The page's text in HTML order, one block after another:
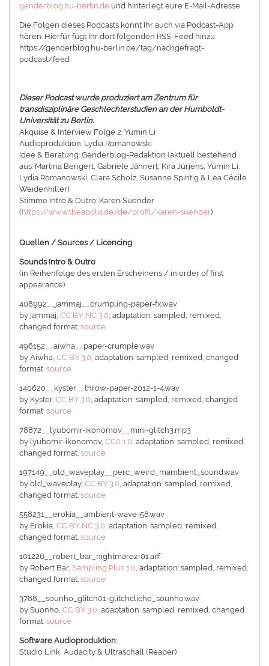
genderblog.hu-berlin.de und hinterlegt eure E-Mail-Adresse.
Die Folgen dieses Podcasts könnt Ihr auch via Podcast-App
hören. Hierfür fügt Ihr dort folgenden RSS-Feed hinzu:
https://genderblog.hu-berlin.de/tag/nachgefragt-
podcast/feed
Dieser Podcast wurde produziert am Zentrum für
transdisziplinäre Geschlechterstudien an der Humboldt-
Universität zu Berlin.
Akquise & Interview Folge 2: Yumin Li
Audioproduktion: Lydia Romanowski
Idee & Beratung: Genderblog-Redaktion (aktuell bestehend
aus: Martina Bengert, Gabriele Jähnert, Kira Jürjens, Yumin Li,
Lydia Romanowski, Clara Scholz, Susanne Spintig & Lea Cécile
Weidenhiller)
Stimme Intro & Outro: Karen Suender
(https://www.theapolis.de/de/profil/karen-suender)
Quellen / Sources / Licencing
Sounds Intro & Outro
(in Reihenfolge des ersten Erscheinens / in order of first
appearance)
408992__jammaj__crumpling-paper-fx.wav
by jammaj,CC BY-NC 3.0 , adaptation: sampled, remixed,
changed format.source
496152__aiwha__paper-crumple.wav
by Aiwha,CC BY 3.0 , adaptation: sampled, remixed, changed
format.source
140620__kyster__throw-paper-2012-1-4.wav
by Kyster,CC BY 3.0 , adaptation: sampled, remixed, changed
format.source
78872__lyubomir-ikonomov__mini-glitch3.mp3
by lyubomir-ikonomov,CC0 1.0 , adaptation: sampled, remixed,
changed format.source
197149__old_waveplay__perc_weird_mambient_sound.wav
by old_waveplay,CC BY 3.0 , adaptation: sampled, remixed,
changed format.source
558231__erokia__ambient-wave-58.wav
by Erokia,CC BY-NC 3.0 , adaptation: sampled, remixed,
changed format.source
101226__robert_bar_nightmarez-01.aiff
by Robert Bar,Sampling Plus 1.0 , adaptation: sampled, remixed,
changed format.source
3788__sounho_glitch01-glitchcliche_sounho.wav
by Suonho,CC BY 3.0 , adaptation: sampled, remixed, changed
format.source
Software Audioproduktion:
Studio Link, Audacity & Ultraschall (Reaper)